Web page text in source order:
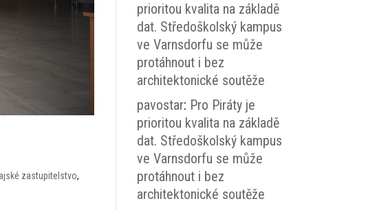
zastupitelstvo,
prioritou kvalita na základě
dat. Středoškolský kampus
ve Varnsdorfu se může
protáhnout i bez
architektonické soutěže
pavostar: Pro Piráty je
prioritou kvalita na základě
dat. Středoškolský kampus
ve Varnsdorfu se může
protáhnout i bez
architektonické soutěže